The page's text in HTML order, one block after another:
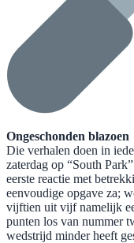
Ongeschonden blazoen
​Die verhalen doen in
zaterdag op “South
eerste reactie met
eenvoudige opgave za;
vijftien uit vijf namelijk
punten los van nummer
wedstrijd minder heeft